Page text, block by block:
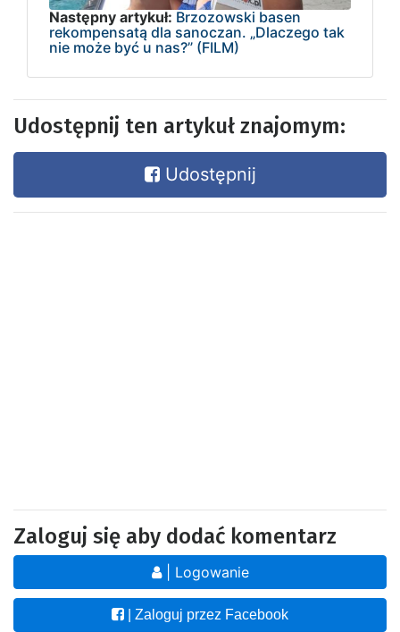
Następny artykuł: Brzozowski basen
rekompensatą dla sanoczan. „Dlaczego tak
nie może być u nas?” (FILM)
Udostępnij ten artykuł znajomym:
Udostępnij
Zaloguj się aby dodać komentarz
| Logowanie
| Zaloguj przez Facebook